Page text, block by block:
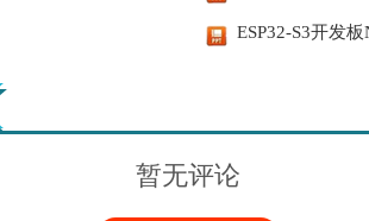
ESP32-S3开发
暂无评论